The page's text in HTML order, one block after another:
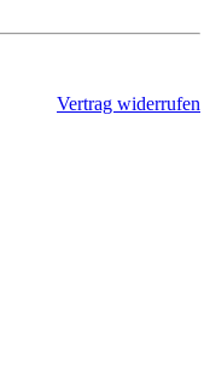
Vertrag widerrufen